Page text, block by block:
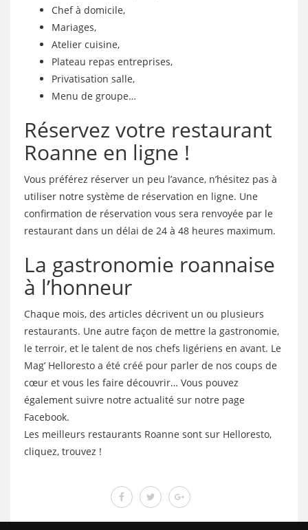
Chef à domicile,
Mariages,
Atelier cuisine,
Plateau repas entreprises,
Privatisation salle,
Menu de groupe…
Réservez votre restaurant
Roanne en ligne !
Vous préférez réserver un peu l’avance, n’hésitez pas à
utiliser notre système de réservation en ligne. Une
confirmation de réservation vous sera renvoyée par le
restaurant dans un délai de 24 à 48 heures maximum.
La gastronomie roannaise
à l’honneur
Chaque mois, des articles décrivent un ou plusieurs
restaurants. Une autre façon de mettre la gastronomie,
le terroir, et le talent de nos chefs ligériens en avant. Le
Mag’ Helloresto a été créé pour parler de nos coups de
cœur et vous les faire découvrir… Vous pouvez
également suivre notre actualité sur notre page
Facebook.
Les meilleurs restaurants Roanne sont sur Helloresto,
cliquez, trouvez !